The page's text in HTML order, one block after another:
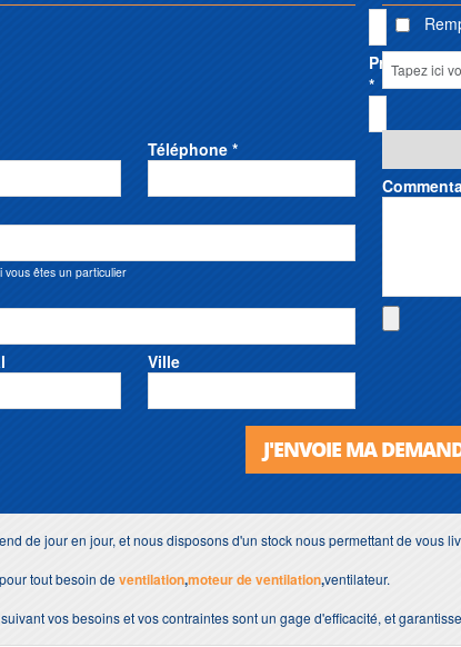
Prénom
*
Téléphone *
vous êtes un particulier
Ville
J'ENVOIE MA
de jour en jour, et nous disposons d'un stock nous permettant de vous
pour tout besoin deventilation,moteur de ventilation,ventilateur.
vos besoins et vos contraintes sont un gage d'efficacité, et